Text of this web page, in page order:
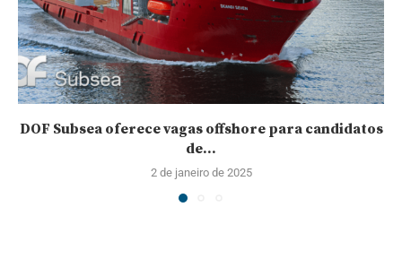
DOF Subsea oferece vagas offshore para candidatos
de...
2 de janeiro de 2025